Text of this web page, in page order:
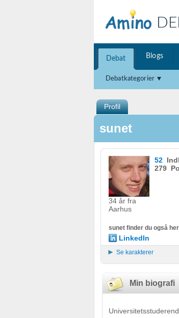
Debat Blogs
Debatkategorier
Profil
sunet
34 år fra
Aarhus
52
279
sunet finder du også
LinkedIn
Se karakterer
Min biografi